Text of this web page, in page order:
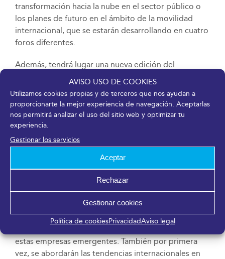
AVISO USO DE COOKIES
Utilizamos cookies propias y de terceros que nos ayudan a
proporcionarte la mejor experiencia de navegación. Aceptarlas
nos permitirá analizar el uso del sitio web y optimizar tu
experiencia.
Gestionar los servicios
Aceptar
Rechazar
Gestionar cookies
Política de cookiesPrivacidadAviso legal
transformación hacia la nube en el sector público o
los planes de futuro en el ámbito de la movilidad
internacional, que se estarán desarrollando en cuatro
foros diferentes.
Además, tendrá lugar una nueva edición del
International Greencities Congress , que aglutina
todo el contenido científico de los eventos, y que ha
recibido 15 comunicaciones científicas, así como la
cuarta convocatoria del Foro de Economía Circular
con iniciativas y acciones que están liderando este
modelo.
Emprendimiento, inversión e iniciativas
Como novedad en el programa, aumenta el
contenido relacionado con el emprendimiento y la
inversión a través de la presentación de novedades e
iniciativas destartupso de fondos de capital de
estas empresas emergentes. También por primera
vez, se abordarán las tendencias internacionales en